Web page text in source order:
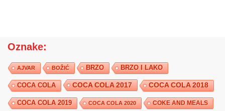
Oznake:
AJVAR BOŽIĆ BRZO BRZO I LAKO
COCA COLA COCA COLA 2017 COCA COLA 2018
COCA COLA 2019 COCA COLA 2020 COKE AND MEALS